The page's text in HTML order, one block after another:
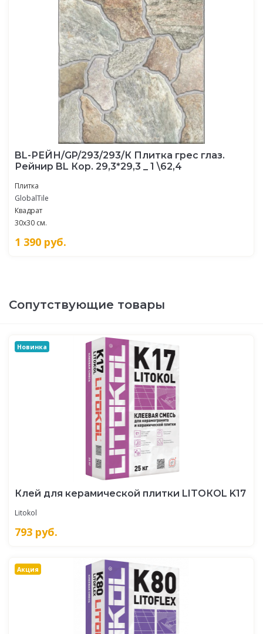
BL-РЕЙН/GP/293/293/К Плитка грес глаз.
Рейнир BL Кор. 29,3*29,3 _ 1 \62,4
Плитка
GlobalTile
Квадрат
30x30 см.
1 390 руб.
Сопутствующие товары
Новинка
Клей для керамической плитки LITOКOL K17
Litokol
793 руб.
Акция